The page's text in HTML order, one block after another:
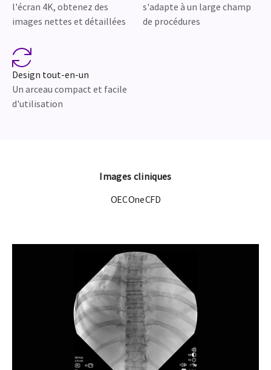
l'écran 4K, obtenez des
images nettes et détaillées
s'adapte à un large champ
de procédures
Design tout-en-un
Un arceau compact et facile
d'utilisation
Images cliniques
OEC One CFD